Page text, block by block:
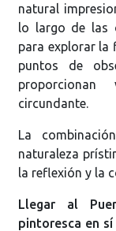
natural
lo largo de las
para explorar la
puntos de
circundante.
La
naturaleza
la reflexión y la
Llegar al
pintoresca en sí